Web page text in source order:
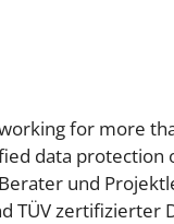
for more
data
und
TÜV zertifizierter